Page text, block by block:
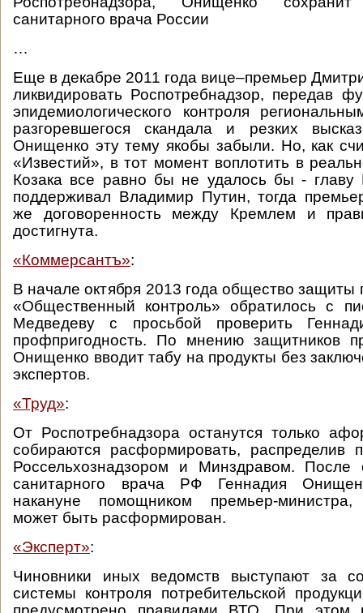
санитарного врача России
…
Еще в декабре 2011 года вице–премьер
ликвидировать Роспотребнадзор, передав
эпидемиологического контроля
разгоревшегося скандала и резких
Онищенко эту тему якобы забыли. Но, как
«Известий», в тот момент воплотить в
Козака все равно бы не удалось бы - главу
поддерживал Владимир Путин, тогда
же договоренность между Кремлем и
достигнута.
«Коммерсантъ»:
В начале октября 2013 года общество защиты
«Общественный контроль» обратилось с
Медведеву с просьбой проверить
профпригодность. По мнению защитников
Онищенко вводит табу на продукты без
экспертов.
«Труд»:
От Роспотребнадзора останутся только
собираются расформировать, распределив
Россельхознадзором и Минздравом. После
санитарного врача РФ Геннадия
накануне помощником премьер-министра,
может быть расформирован.
«Эксперт»:
Чиновники иных ведомств выступают за
системы контроля потребительской